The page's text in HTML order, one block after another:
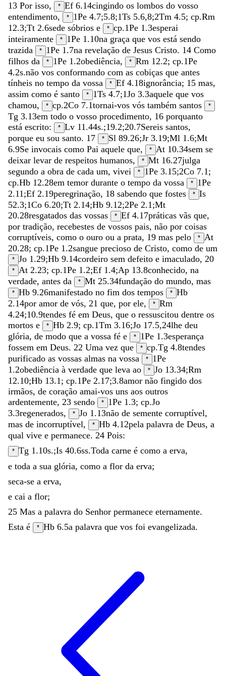
13 Por isso, * Ef 6.14cingindo os lombos do vosso
entendimento, * 1Pe 4.7;5.8;1Ts 5.6,8;2Tm 4.5; cp.Rm
12.3;Tt 2.6sede sóbrios e * cp.1Pe 1.3esperai
inteiramente
* 1Pe 1.10na graça que vos está sendo
trazida
* 1Pe 1.7na revelação de Jesus Cristo. 14 Como
filhos da * 1Pe 1.2obediência, * Rm 12.2; cp.1Pe
4.2s.não vos conformando com as cobiças que antes
tínheis no tempo da vossa * Ef 4.18ignorância; 15 mas,
assim como é santo * 1Ts 4.7;1Jo 3.3aquele que vos
chamou, * cp.2Co 7.1tornai-vos vós também santos *
Tg 3.13em todo o vosso procedimento, 16 porquanto
está escrito: * Lv 11.44s.;19.2;20.7Sereis santos,
porque eu sou santo. 17 * Sl 89.26;Jr 3.19;Ml 1.6;Mt
6.9Se invocais como Pai aquele que, * At 10.34sem se
deixar levar de respeitos humanos, * Mt 16.27julga
segundo a obra de cada um, vivei * 1Pe 3.15;2Co 7.1;
cp.Hb 12.28em temor durante o tempo da vossa * 1Pe
2.11;Ef 2.19peregrinação, 18 sabendo que fostes * Is
52.3;1Co 6.20;Tt 2.14;Hb 9.12;2Pe 2.1;Mt
20.28resgatados das vossas * Ef 4.17práticas vãs que,
por tradição, recebestes de vossos pais, não por coisas
corruptíveis, como o ouro ou a prata, 19 mas pelo * At
20.28; cp.1Pe 1.2sangue precioso de Cristo, como de um
* Jo 1.29;Hb 9.14cordeiro sem defeito e imaculado, 20
* At 2.23; cp.1Pe 1.2;Ef 1.4;Ap 13.8conhecido, na
verdade, antes da * Mt 25.34fundação do mundo, mas
* Hb 9.26manifestado no fim dos tempos * Hb
2.14por amor de vós, 21 que, por ele, * Rm
4.24;10.9tendes fé em Deus, que o ressuscitou dentre os
mortos e * Hb 2.9; cp.1Tm 3.16;Jo 17.5,24lhe deu
glória, de modo que a vossa fé e * 1Pe 1.3esperança
fossem em Deus. 22 Uma vez que * cp.Tg 4.8tendes
purificado as vossas almas na vossa * 1Pe
1.2obediência à verdade que leva ao * Jo 13.34;Rm
12.10;Hb 13.1; cp.1Pe 2.17;3.8amor não fingido dos
irmãos, de coração amai-vos uns aos outros
ardentemente, 23 sendo * 1Pe 1.3; cp.Jo
3.3regenerados, * Jo 1.13não de semente corruptível,
mas de incorruptível, * Hb 4.12pela palavra de Deus, a
qual vive e permanece. 24 Pois:
* Tg 1.10s.;Is 40.6ss.Toda carne é como a erva,
e toda a sua glória, como a flor da erva;
seca-se a erva,
e cai a flor;
25 Mas a palavra do Senhor permanece eternamente.
Esta é * Hb 6.5a palavra que vos foi evangelizada.